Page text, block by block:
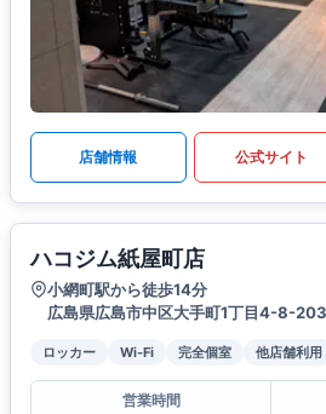
店舗情報 公式サイト
ハコジム紙屋町店
小網町駅から徒歩14分
広島県広島市中区大手町1丁目4-8-203
ロッカー Wi-Fi 完全個室 他店舗利用
営業時間